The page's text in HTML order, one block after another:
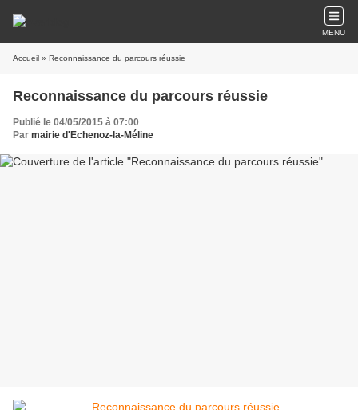
MENU
Accueil » Reconnaissance du parcours réussie
Reconnaissance du parcours réussie
Publié le 04/05/2015 à 07:00
Par mairie d'Echenoz-la-Méline